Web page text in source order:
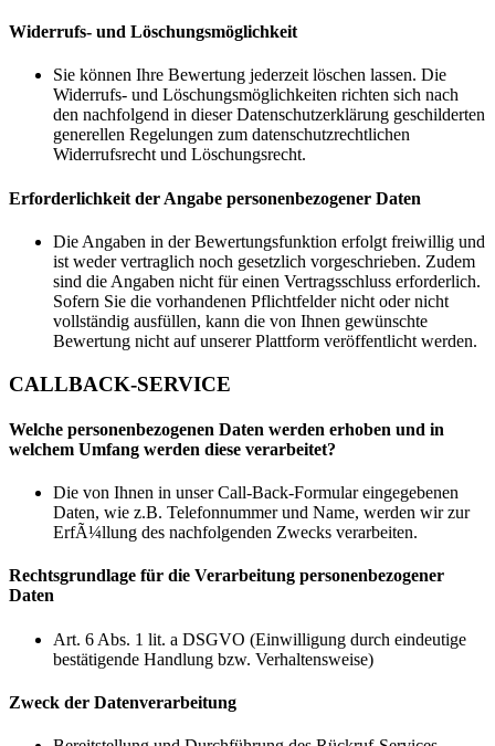
Widerrufs- und Löschungsmöglichkeit
Sie können Ihre Bewertung jederzeit löschen lassen. Die
Widerrufs- und Löschungsmöglichkeiten richten sich nach
den nachfolgend in dieser Datenschutzerklärung geschilderten
generellen Regelungen zum datenschutzrechtlichen
Widerrufsrecht und Löschungsrecht.
Erforderlichkeit der Angabe personenbezogener Daten
Die Angaben in der Bewertungsfunktion erfolgt freiwillig und
ist weder vertraglich noch gesetzlich vorgeschrieben. Zudem
sind die Angaben nicht für einen Vertragsschluss erforderlich.
Sofern Sie die vorhandenen Pflichtfelder nicht oder nicht
vollständig ausfüllen, kann die von Ihnen gewünschte
Bewertung nicht auf unserer Plattform veröffentlicht werden.
CALLBACK-SERVICE
Welche personenbezogenen Daten werden erhoben und in
welchem Umfang werden diese verarbeitet?
Die von Ihnen in unser Call-Back-Formular eingegebenen
Daten, wie z.B. Telefonnummer und Name, werden wir zur
ErfÃ¼llung des nachfolgenden Zwecks verarbeiten.
Rechtsgrundlage für die Verarbeitung personenbezogener
Daten
Art. 6 Abs. 1 lit. a DSGVO (Einwilligung durch eindeutige
bestätigende Handlung bzw. Verhaltensweise)
Zweck der Datenverarbeitung